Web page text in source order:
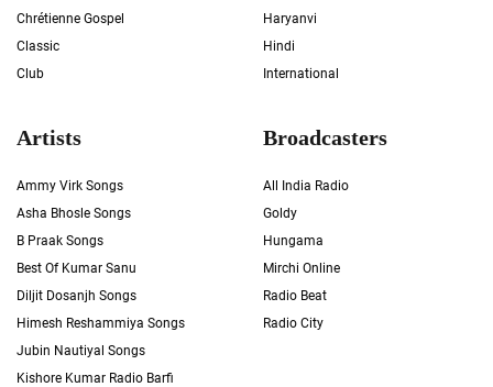
Chrétienne Gospel
Classic
Club
Haryanvi
Hindi
International
Artists
Ammy Virk Songs
Asha Bhosle Songs
B Praak Songs
Best Of Kumar Sanu
Diljit Dosanjh Songs
Himesh Reshammiya Songs
Jubin Nautiyal Songs
Kishore Kumar Radio Barfi
Broadcasters
All India Radio
Goldy
Hungama
Mirchi Online
Radio Beat
Radio City